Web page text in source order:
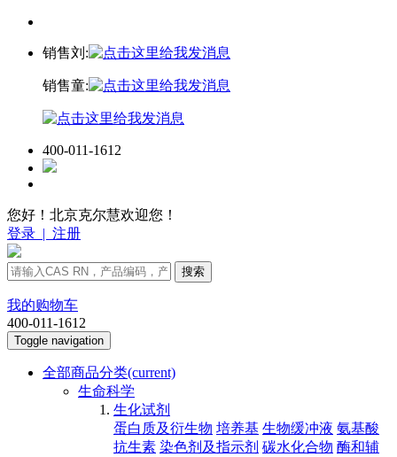
销售刘:
销售童:
400-011-1612
您好！北京克尔慧欢迎您！
登录 | 注册
搜索
我的购物车
400-011-1612
Toggle navigation
全部商品分类(current)
生命科学
生化试剂
蛋白质及衍生物 培养基 生物缓冲液 氨基酸
抗生素 染色剂及指示剂 碳水化合物 酶和辅